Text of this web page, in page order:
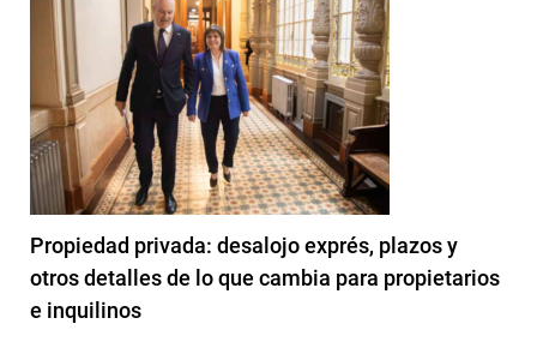
Propiedad privada: desalojo exprés, plazos y
otros detalles de lo que cambia para propietarios
e inquilinos